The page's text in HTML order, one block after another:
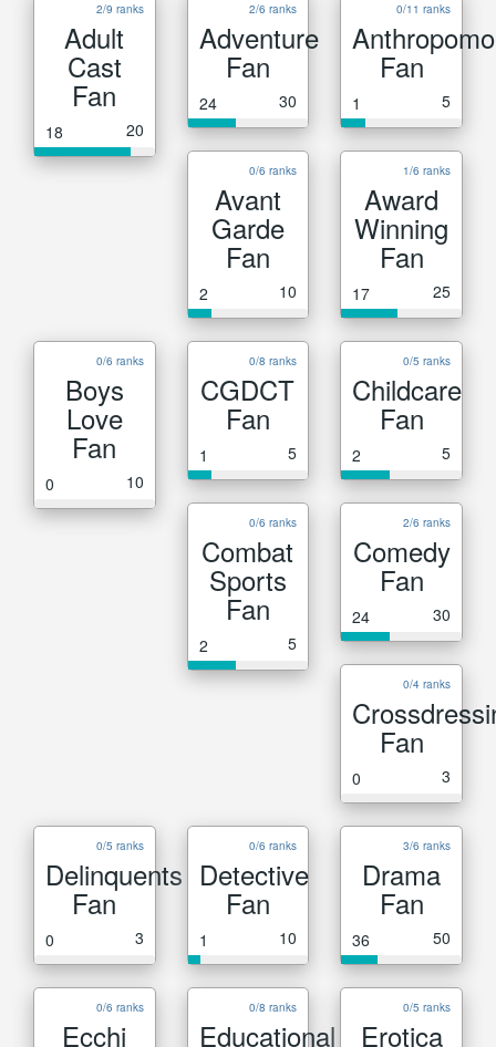
2/9 ranks
Adult
Cast
Fan
18 20
2/6 ranks
Adventure
Fan
24 30
0/11 ranks
Fan
1 5
0/6 ranks
Avant
Garde
Fan
2 10
1/6 ranks
Award
Winning
Fan
17 25
0/6 ranks
Boys
Love
Fan
0 10
0/8 ranks
CGDCT
Fan
1 5
0/5 ranks
Childcare
Fan
2 5
0/6 ranks
Combat
Sports
Fan
2 5
2/6 ranks
Comedy
Fan
24 30
0/4 ranks
Fan
0 3
0/5 ranks
Delinquents
Fan
0 3
0/6 ranks
Detective
Fan
1 10
3/6 ranks
Drama
Fan
36 50
0/6 ranks
Ecchi
0/8 ranks
Educational
0/5 ranks
Erotica